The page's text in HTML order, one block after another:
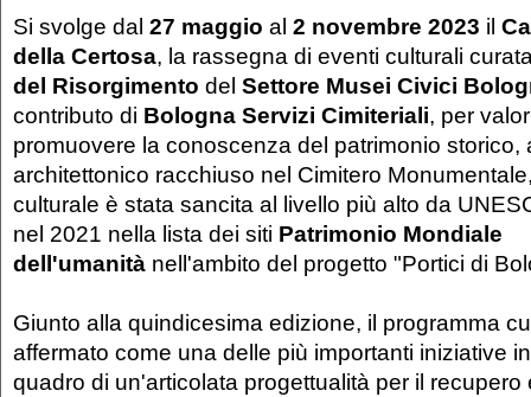
Si svolge dal 27 maggio al 2 novembre 2023 il
della Certosa, la rassegna di eventi culturali
del Risorgimento del Settore Musei Civici
contributo di Bologna Servizi Cimiteriali, per
promuovere la conoscenza del patrimonio storico,
architettonico racchiuso nel Cimitero
culturale è stata sancita al livello più alto da
nel 2021 nella lista dei siti Patrimonio Mondiale
dell'umanità nell'ambito del progetto "Portici di
Giunto alla quindicesima edizione, il programma
affermato come una delle più importanti iniziative
quadro di un'articolata progettualità per il